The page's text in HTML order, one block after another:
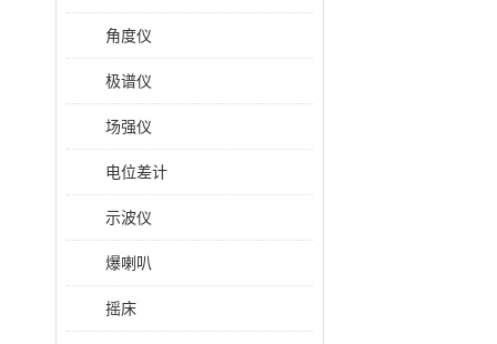
角度仪
极谱仪
场强仪
电位差计
示波仪
爆喇叭
摇床